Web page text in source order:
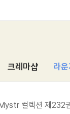
크레마샵 라운
컬렉션 제232